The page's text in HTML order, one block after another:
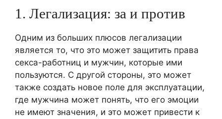
1. Легализация: за и против
Одним из больших плюсов легализации
является то, что это может защитить права
секса-работниц и мужчин, которые ими
пользуются. С другой стороны, это может
также создать новое поле для эксплуатации,
где мужчина может понять, что его эмоции
не имеют значения, и это может привести к